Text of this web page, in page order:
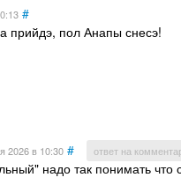
#
прийдэ, пол Анапы снесэ!
2026в 10:30 # ответ на
надо так понимать что